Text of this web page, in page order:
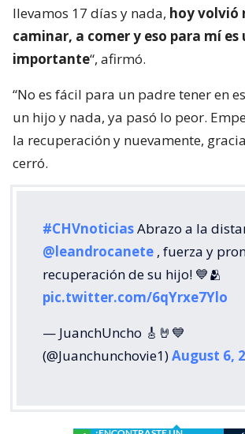
llevamos 17 días y nada, hoy volvió
caminar, a comer y eso para mí
importante“, afirmó.
“No es fácil para un padre tener en
un hijo y nada, ya pasó lo peor.
la recuperación y nuevamente,
cerró.
#CHVnoticiasAbrazo a la
@leandrocanete , fuerza y
recuperación de su hijo! 💙🫂
pic.twitter.com/6qYrxe7Ylo
— JuanchUncho 🎸🤘💙
(@Juanchunchovie1)August 6,